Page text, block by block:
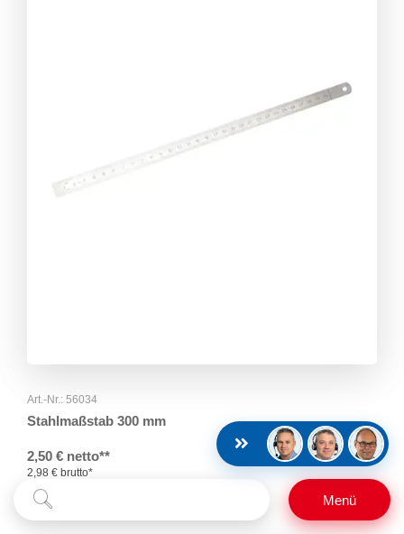
Menü
Art.-Nr.: 56034
Stahlmaßstab 300 mm
2,50 € netto**
2,98 € brutto*